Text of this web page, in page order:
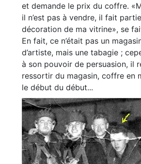
et demande le prix du coffre.
il n’est pas à vendre, il fait
décoration de ma vitrine», se
En fait, ce n’était pas un
d’artiste, mais une tabagie ;
à son pouvoir de persuasion, il
ressortir du magasin, coffre en
le début du début...